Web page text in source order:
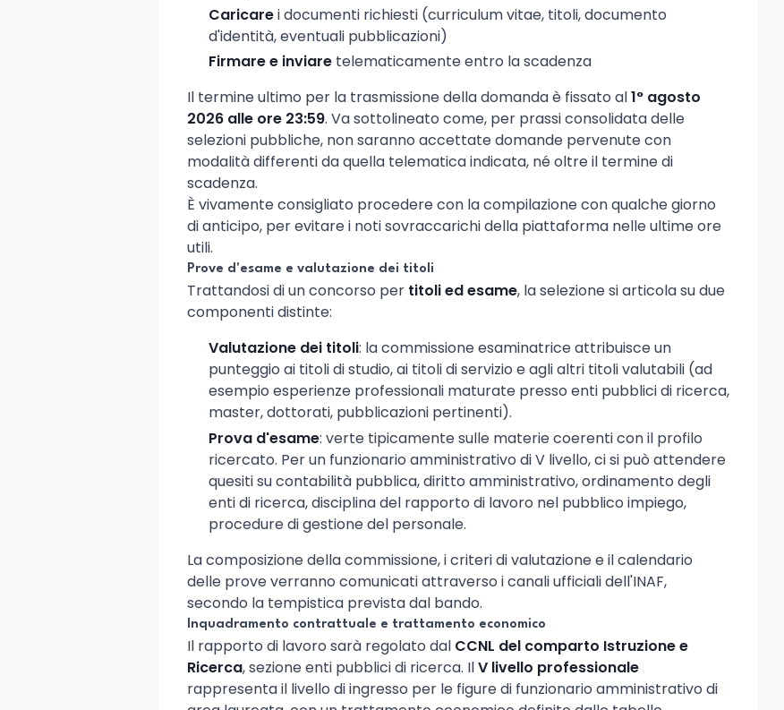
Caricarei documenti richiesti (curriculum vitae, titoli, documento
d'identità, eventuali pubblicazioni)
Firmare e inviare telematicamente entro la scadenza
Il termine ultimo per la trasmissione della domanda è fissato al1° agosto
2026 alle ore 23:59. Va sottolineato come, per prassi consolidata delle
selezioni pubbliche, non saranno accettate domande pervenute con
modalità differenti da quella telematica indicata, né oltre il termine di
scadenza.
È vivamente consigliato procedere con la compilazione con qualche giorno
di anticipo, per evitare i noti sovraccarichi della piattaforma nelle ultime ore
utili.
Prove d'esame e valutazione dei titoli
Trattandosi di un concorso per titoli ed esame, la selezione si articola su due
componenti distinte:
Valutazione dei titoli: la commissione esaminatrice attribuisce un
punteggio ai titoli di studio, ai titoli di servizio e agli altri titoli valutabili (ad
esempio esperienze professionali maturate presso enti pubblici di ricerca,
master, dottorati, pubblicazioni pertinenti).
Prova d'esame: verte tipicamente sulle materie coerenti con il profilo
ricercato. Per un funzionario amministrativo di V livello, ci si può attendere
quesiti su contabilità pubblica, diritto amministrativo, ordinamento degli
enti di ricerca, disciplina del rapporto di lavoro nel pubblico impiego,
procedure di gestione del personale.
La composizione della commissione, i criteri di valutazione e il calendario
delle prove verranno comunicati attraverso i canali ufficiali dell'INAF,
secondo la tempistica prevista dal bando.
Inquadramento contrattuale e trattamento economico
Il rapporto di lavoro sarà regolato dal CCNL del comparto Istruzione e
Ricerca, sezione enti pubblici di ricerca. IlV livello professionale
rappresenta il livello di ingresso per le figure di funzionario amministrativo di